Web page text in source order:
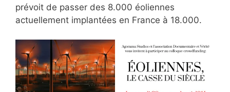
prévoit de passer des 8.000 éoliennes
actuellement implantées en France à 18.000.